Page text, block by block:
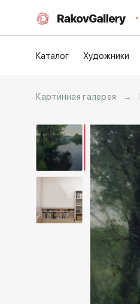
Каталог Художники
Картинная галерея →